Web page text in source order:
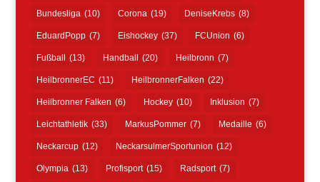
Bundesliga (10) Corona (19) DeniseKrebs (8)
EduardPopp (7) Eishockey (37) FCUnion (6)
Fußball (13) Handball (20) Heilbronn (7)
HeilbronnerEC (11) HeilbronnerFalken (22)
Heilbronner Falken (6) Hockey (10) Inklusion (7)
Leichtathletik (33) MarkusPommer (7) Medaille (6)
Neckarcup (12) NeckarsulmerSportunion (12)
Olympia (13) Profisport (15) Radsport (7)